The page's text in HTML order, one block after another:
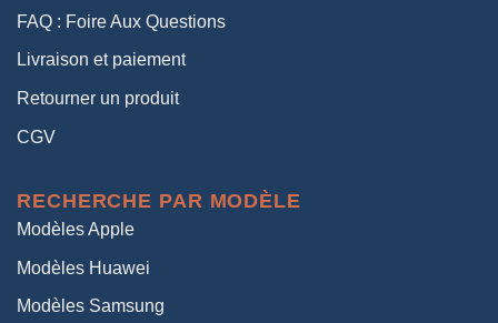
FAQ : Foire Aux Questions
Livraison et paiement
Retourner un produit
CGV
RECHERCHE PAR MODÈLE
Modèles Apple
Modèles Huawei
Modèles Samsung